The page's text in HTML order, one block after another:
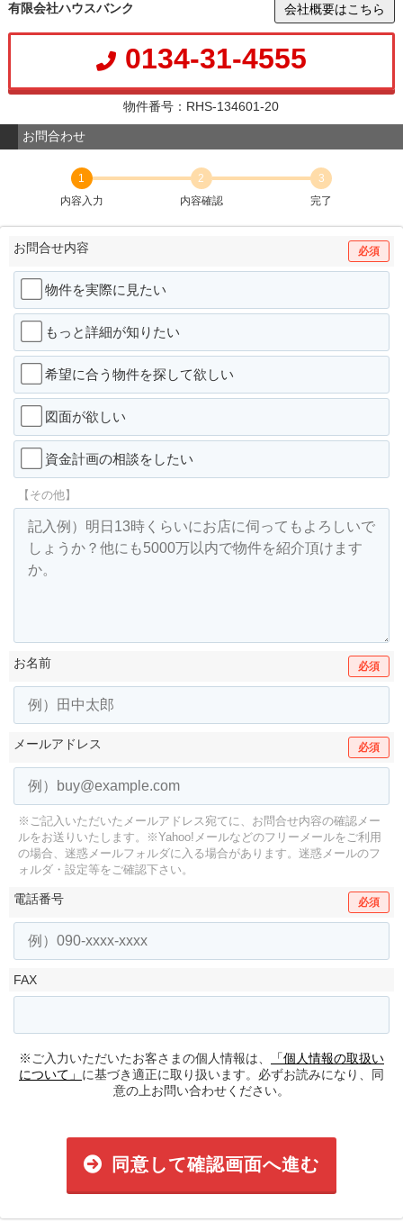
有限会社ハウスバンク 会社概要はこちら
0134-31-4555
物件番号：RHS-134601-20
お問合わせ
1
内容入力
2
内容確認
3
完了
お問合せ内容 必須
物件を実際に見たい
もっと詳細が知りたい
希望に合う物件を探して欲しい
図面が欲しい
資金計画の相談をしたい
【その他】
お名前 必須
メールアドレス 必須
※ご記入いただいたメールアドレス宛てに、お問合せ内容の確認メー
ルをお送りいたします。
※Yahoo!メールなどのフリーメールをご利用
の場合、迷惑メールフォルダに入る場合があります。 迷惑メールのフ
ォルダ・設定等をご確認下さい。
電話番号 必須
FAX
※ご入力いただいたお客さまの個人情報は、
「個人情報の取扱い
について」 に基づき適正に取り扱います。必ずお読みになり、同
意の上お問い合わせください。
同意して確認画面へ進む